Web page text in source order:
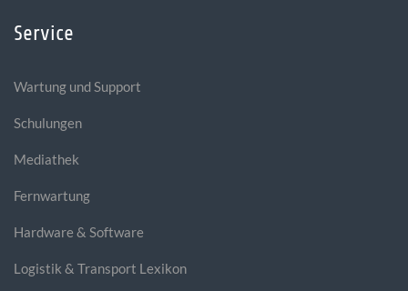
Service
Wartung und Support
Schulungen
Mediathek
Fernwartung
Hardware & Software
Logistik & Transport Lexikon